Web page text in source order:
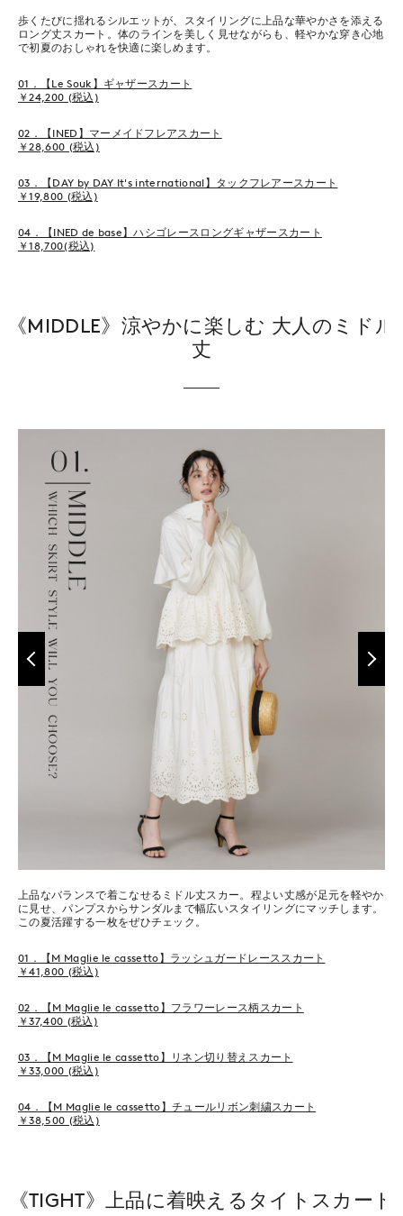
歩くたびに揺れるシルエットが、スタイリングに上品な華やかさを添える
ロング丈スカート。体のラインを美しく見せながらも、軽やかな穿き心地
で初夏のおしゃれを快適に楽しめます。
01．【Le Souk】ギャザースカート
￥24,200 (税込)
02．【INED】マーメイドフレアスカート
￥28,600 (税込)
03．【DAY by DAY It's international】タックフレアースカート
￥19,800 (税込)
04．【INED de base】ハシゴレースロングギャザースカート
￥18,700(税込)
《MIDDLE》涼やかに楽しむ 大人のミドル
丈
上品なバランスで着こなせるミドル丈スカー。程よい丈感が足元を軽やか
に見せ、パンプスからサンダルまで幅広いスタイリングにマッチします。
この夏活躍する一枚をぜひチェック。
01．【M Maglie le cassetto】ラッシュガードレーススカート
￥41,800 (税込)
02．【M Maglie le cassetto】フラワーレース柄スカート
￥37,400 (税込)
03．【M Maglie le cassetto】リネン切り替えスカート
￥33,000 (税込)
04．【M Maglie le cassetto】チュールリボン刺繍スカート
￥38,500 (税込)
《TIGHT》上品に着映えるタイトスカート